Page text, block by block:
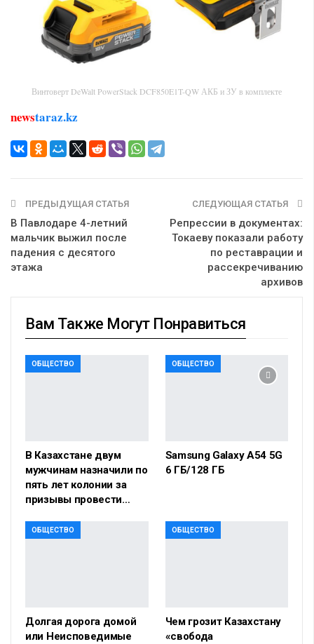
Винтоверт DeWalt PowerStack DCF850E1T-QW АКБ и ЗУ в комплекте
newstaraz.kz
ПРЕДЫДУЩАЯ СТАТЬЯ
В Павлодаре 4-летний
мальчик выжил после
падения с десятого
этажа
СЛЕДУЮЩАЯ СТАТЬЯ
Репрессии в документах:
Токаеву показали работу
по реставрации и
рассекречиванию
архивов
Вам Также Могут Понравиться
ОБЩЕСТВО
В Казахстане двум
мужчинам назначили по
пять лет колонии за
призывы провести…
ОБЩЕСТВО
Samsung Galaxy A54 5G
6 ГБ/128 ГБ
ОБЩЕСТВО
Долгая дорога домой
или Неисповедимые
ОБЩЕСТВО
Чем грозит Казахстану
«свобода